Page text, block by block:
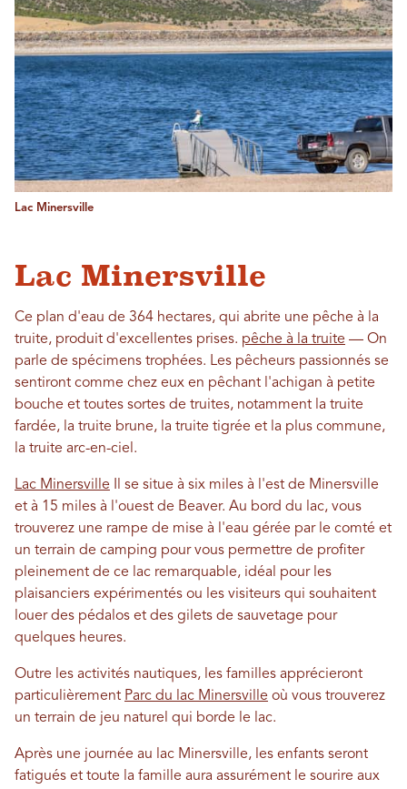
Lac Minersville
Lac Minersville
Ce plan d'eau de 364 hectares, qui abrite une pêche à la
truite, produit d'excellentes prises. pêche à la truite — On
parle de spécimens trophées. Les pêcheurs passionnés se
sentiront comme chez eux en pêchant l'achigan à petite
bouche et toutes sortes de truites, notamment la truite
fardée, la truite brune, la truite tigrée et la plus commune,
la truite arc-en-ciel.
Lac Minersville Il se situe à six miles à l'est de Minersville
et à 15 miles à l'ouest de Beaver. Au bord du lac, vous
trouverez une rampe de mise à l'eau gérée par le comté et
un terrain de camping pour vous permettre de profiter
pleinement de ce lac remarquable, idéal pour les
plaisanciers expérimentés ou les visiteurs qui souhaitent
louer des pédalos et des gilets de sauvetage pour
quelques heures.
Outre les activités nautiques, les familles apprécieront
particulièrement Parc du lac Minersville où vous trouverez
un terrain de jeu naturel qui borde le lac.
Après une journée au lac Minersville, les enfants seront
fatigués et toute la famille aura assurément le sourire aux